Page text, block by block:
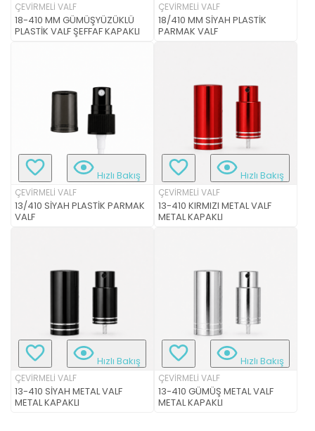
ÇEVİRMELİ VALF
18-410 MM GÜMÜŞYÜZÜKLÜ
PLASTİK VALF ŞEFFAF KAPAKLI
ÇEVİRMELİ VALF
18/410 MM SİYAH PLASTİK
PARMAK VALF
Hızlı Bakış
ÇEVİRMELİ VALF
13/410 SİYAH PLASTİK PARMAK
VALF
Hızlı Bakış
ÇEVİRMELİ VALF
13-410 KIRMIZI METAL VALF
METAL KAPAKLI
Hızlı Bakış
ÇEVİRMELİ VALF
13-410 SİYAH METAL VALF
METAL KAPAKLI
Hızlı Bakış
ÇEVİRMELİ VALF
13-410 GÜMÜŞ METAL VALF
METAL KAPAKLI